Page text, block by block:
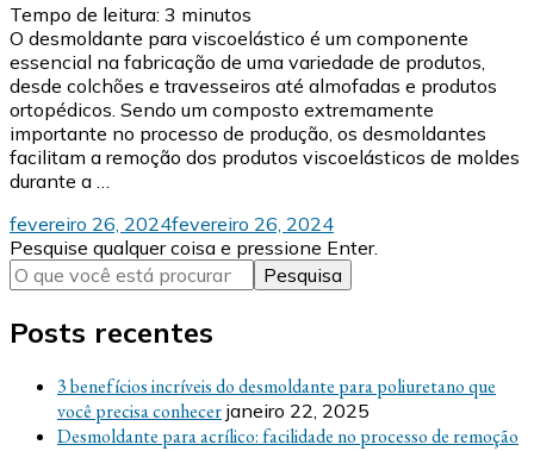
Tempo de leitura: 3 minutos
O desmoldante para viscoelástico é um componente
essencial na fabricação de uma variedade de produtos,
desde colchões e travesseiros até almofadas e produtos
ortopédicos. Sendo um composto extremamente
importante no processo de produção, os desmoldantes
facilitam a remoção dos produtos viscoelásticos de moldes
durante a …
fevereiro 26, 2024fevereiro 26, 2024
Procurando
algo?
Pesquise qualquer coisa e pressione Enter.
Posts recentes
3 benefícios incríveis do desmoldante para poliuretano que
você precisa conhecer janeiro 22, 2025
Desmoldante para acrílico: facilidade no processo de remoção